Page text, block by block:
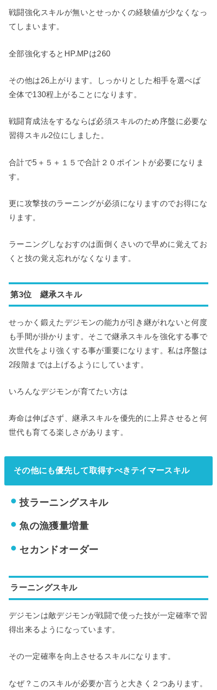
戦闘強化スキルが無いとせっかくの経験値が少なくなっ
てしまいます。
全部強化するとHP.MPは260
その他は26上がります。しっかりとした相手を選べば
全体で130程上がることになります。
戦闘育成法をするならば必須スキルのため序盤に必要な
習得スキル2位にしました。
合計で5＋５＋１５で合計２０ポイントが必要になりま
す。
更に攻撃技のラーニングが必須になりますのでお得にな
ります。
ラーニングしなおすのは面倒くさいので早めに覚えてお
くと技の覚え忘れがなくなります。
第3位 継承スキル
せっかく鍛えたデジモンの能力が引き継がれないと何度
も手間が掛かります。そこで継承スキルを強化する事で
次世代をより強くする事が重要になります。私は序盤は
2段階までは上げるようにしています。
いろんなデジモンが育てたい方は
寿命は伸ばさず、継承スキルを優先的に上昇させると何
世代も育てる楽しさがあります。
その他にも優先して取得すべきテイマースキル
技ラーニングスキル
魚の漁獲量増量
セカンドオーダー
ラーニングスキル
デジモンは敵デジモンが戦闘で使った技が一定確率で習
得出来るようになっています。
その一定確率を向上させるスキルになります。
なぜ？このスキルが必要か言うと大きく２つあります。